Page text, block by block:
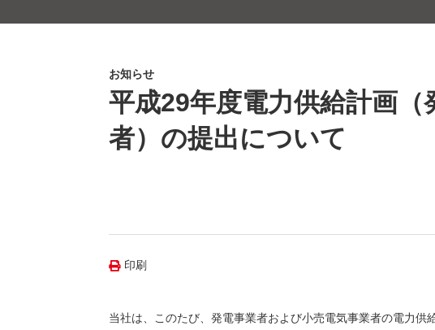
ニュース（新しいウィンドウを開きます）
よくあるご質問・お問い合わせ（新しいウィンドウ
お知らせ
平成29年度電力供給計画
者）の提出について
印刷
当社は、このたび、発電事業者および小売電気事業者の電力